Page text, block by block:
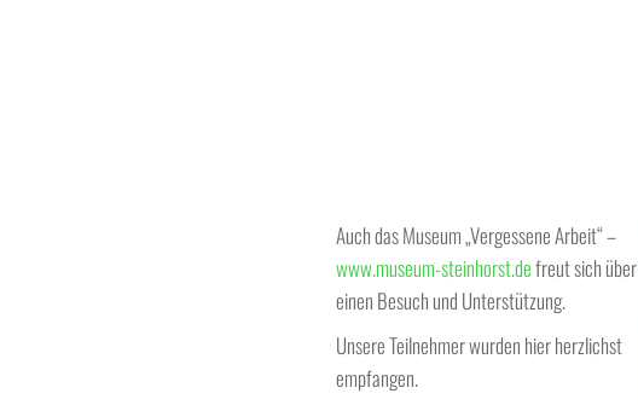
Auch das Museum „Vergessene Arbeit“ –
www.museum-steinhorst.defreut sich über
einen Besuch und Unterstützung.
Unsere Teilnehmer wurden hier herzlichst
empfangen.